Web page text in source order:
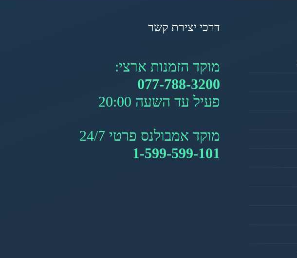
דרכי יצירת קשר
מוקד הזמנות ארצי:
077-788-3200
פעיל עד השעה 20:00
מוקד אמבולנס פרטי 24/7
1-599-599-101